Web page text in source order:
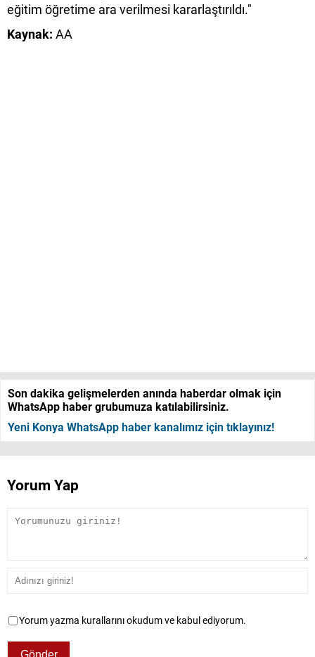
eğitim öğretime ara verilmesi kararlaştırıldı."
Kaynak: AA
Son dakika gelişmelerden anında haberdar olmak için
WhatsApp haber grubumuza katılabilirsiniz.
Yeni Konya WhatsApp haber kanalımız için tıklayınız!
Yorum Yap
Yorum yazma kurallarını okudum ve kabul ediyorum.